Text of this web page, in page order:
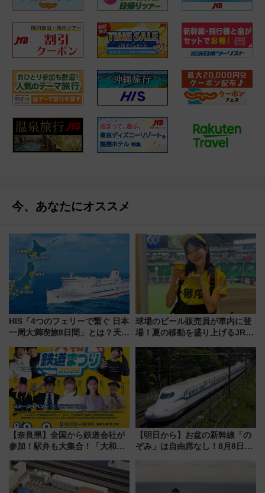
今、あなたにオススメ
HIS「4つのフェリーで繋ぐ 日本
一周大満喫旅8日間」とは？天橋
の絶景＆限定グルメを網羅！煩
雑な手続きも不要でお手軽に楽
しめるプランが登場
球場のビール販売員が車内に登
場！夏の移動を盛り上げるJR九
月7日限定 ソフトバンクホーク
スとコラボ
【奈良県】全国から鉄道会社が
参加！駅弁も大集合！「大和鉄
に開催決定
【明日から】お盆の新幹線「の
ぞみ」は自由席なし！8月8日午